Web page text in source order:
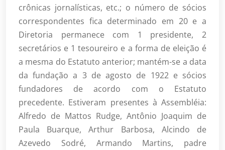
crônicas jornalísticas, etc.; o número de sócios
correspondentes fica determinado em 20 e a
Diretoria permanece com 1 presidente, 2
secretários e 1 tesoureiro e a forma de eleição é
a mesma do Estatuto anterior; mantém-se a data
da fundação a 3 de agosto de 1922 e sócios
fundadores de acordo com o Estatuto
precedente. Estiveram presentes à Assembléia:
Alfredo de Mattos Rudge, Antônio Joaquim de
Paula Buarque, Arthur Barbosa, Alcindo de
Azevedo Sodré, Armando Martins, padre